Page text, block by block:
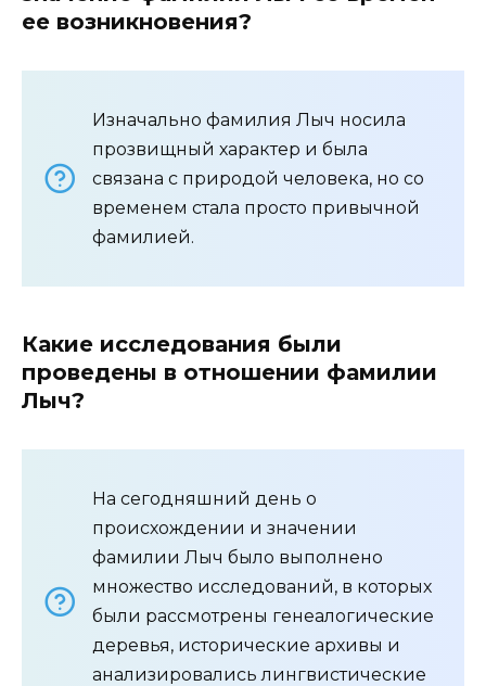
ее возникновения?
Изначально фамилия Лыч носила
прозвищный характер и была
связана с природой человека, но со
временем стала просто привычной
фамилией.
Какие исследования были
проведены в отношении фамилии
Лыч?
На сегодняшний день о
происхождении и значении
фамилии Лыч было выполнено
множество исследований, в которых
были рассмотрены генеалогические
деревья, исторические архивы и
анализировались лингвистические